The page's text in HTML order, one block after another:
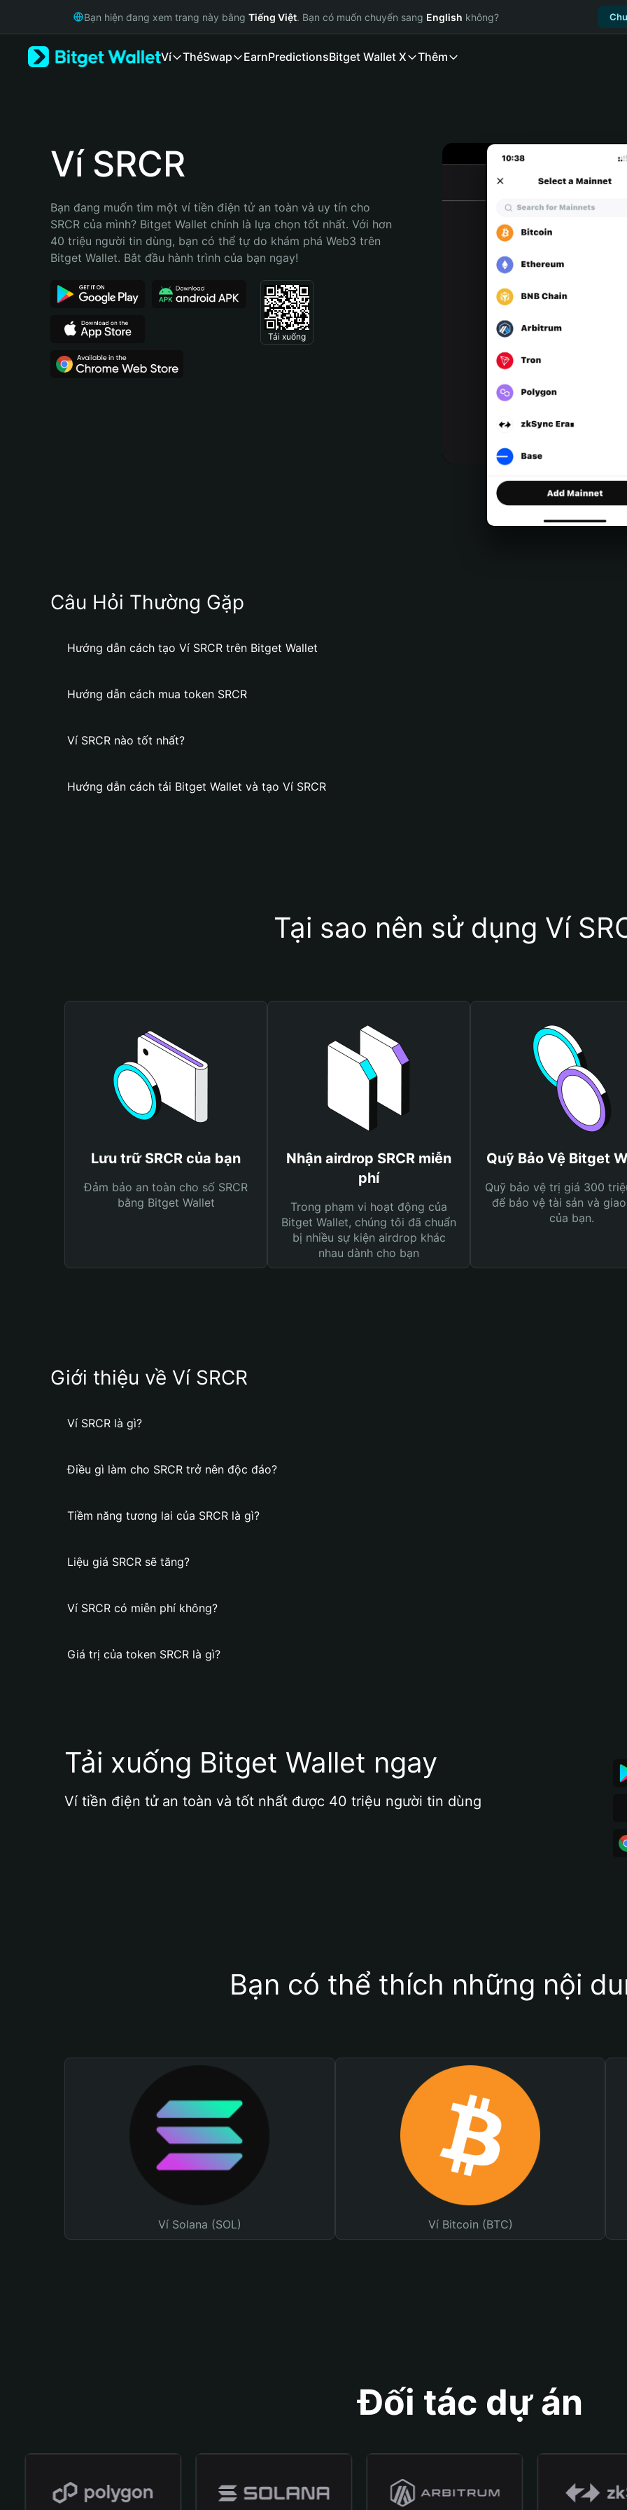
Русский
Bahasa Indonesia
Português (Brasil)
Bạn hiện đang xem trang này bằng Tiếng Việt. Bạn có muốn chuyển sang English không?
Ví ThẻSwap EarnPredictionsBitget Wallet X Thêm
Ví SRCR
Bạn đang muốn tìm một ví tiền điện tử an toàn và uy tín cho
SRCR của mình? Bitget Wallet chính là lựa chọn tốt nhất. Với hơn
40 triệu người tin dùng, bạn có thể tự do khám phá Web3 trên
Bitget Wallet. Bắt đầu hành trình của bạn ngay!
Tải xuống
Câu Hỏi Thường Gặp
Hướng dẫn cách tạo Ví SRCR trên Bitget Wallet
Hướng dẫn cách mua token SRCR
Ví SRCR nào tốt nhất?
Hướng dẫn cách tải Bitget Wallet và tạo Ví SRCR
Tại sao nên sử dụng Ví
Lưu trữ SRCR của bạn
Đảm bảo an toàn cho số SRCR
bằng Bitget Wallet
Nhận airdrop SRCR miễn
phí
Trong phạm vi hoạt động của
Bitget Wallet, chúng tôi đã chuẩn
bị nhiều sự kiện airdrop khác
nhau dành cho bạn
Quỹ Bảo Vệ Bitget
Quỹ bảo vệ trị giá 300
để bảo vệ tài sản và
của bạn.
Giới thiệu về Ví SRCR
Ví SRCR là gì?
Điều gì làm cho SRCR trở nên độc đáo?
Tiềm năng tương lai của SRCR là gì?
Liệu giá SRCR sẽ tăng?
Ví SRCR có miễn phí không?
Giá trị của token SRCR là gì?
Tải xuống Bitget Wallet ngay
Ví tiền điện tử an toàn và tốt nhất được 40 triệu người tin dùng
Bạn có thể thích những nội
Ví Solana (SOL) Ví Bitcoin (BTC)
Đối tác dự án